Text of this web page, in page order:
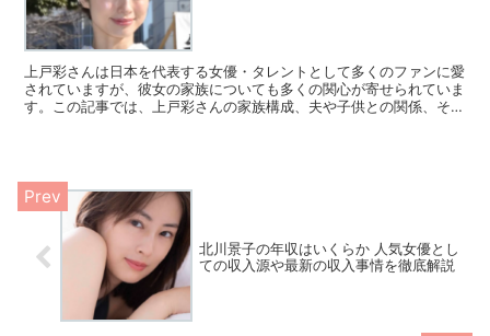
上戸彩さんは日本を代表する女優・タレントとして多くのファンに愛
されていますが、彼女の家族についても多くの関心が寄せられていま
す。この記事では、上戸彩さんの家族構成、夫や子供との関係、そし
北川景子の年収はいくらか 人気女優とし
ての収入源や最新の収入事情を徹底解説